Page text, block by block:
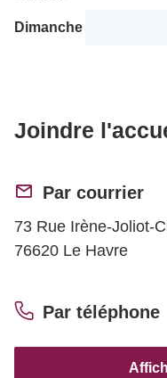
Dimanche
Joindre
Par courrier
73 Rue Irène-Joliot-
76620 Le Havre
Par téléphone